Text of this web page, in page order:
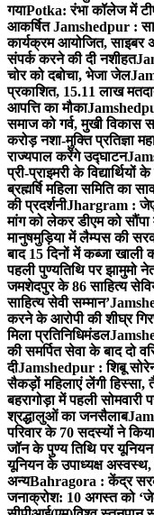
गयाPotka: रंभा कॉलेज में
आकर्षितJamshedpur :
कार्यक्रम आयोजित, साइबर
संपर्क करने की दी नशीहत
चोर को दबोचा, भेजा जेल
प्रकाशित, 15.11 लाख
आपत्ति का मौका
समाज को गर्व, मुखी विकास
करोड़ नशा-मुक्ति प्रतिज्ञा
राज्यपाल करेंगे उद्घाटन
प्री-प्राइमरी के
ब्रह्मर्षि महिला समिति का
की प्रदर्शनीJhargram :
मांग को लेकर डीएम को सौंपा
मानुषमुड़िया में लैम्पस की
बाद 15 दिनों में कब्जा
पहली पुण्यतिथि पर झामुमो
जमशेदपुर के 86 साहित्य
साहित्य सेवी सम्मान’
करने के आरोपी की शीघ्र
मिला प्रतिनिधिमंडल
की समर्पित सेवा के बाद दो
दीJamshedpur : शिबू
सैकड़ों महिलाएं लेंगी हिस्सा,
बहरागोड़ा में पहली
श्रद्धालुओं का जनसैलाब
परिवार के 70 सदस्यों ने
जॉन के पुण्य तिथि पर
यूनियन के उपाध्यक्ष
अन्यBahragora : केंद्र
जनाक्रोश: 10 अगस्त को